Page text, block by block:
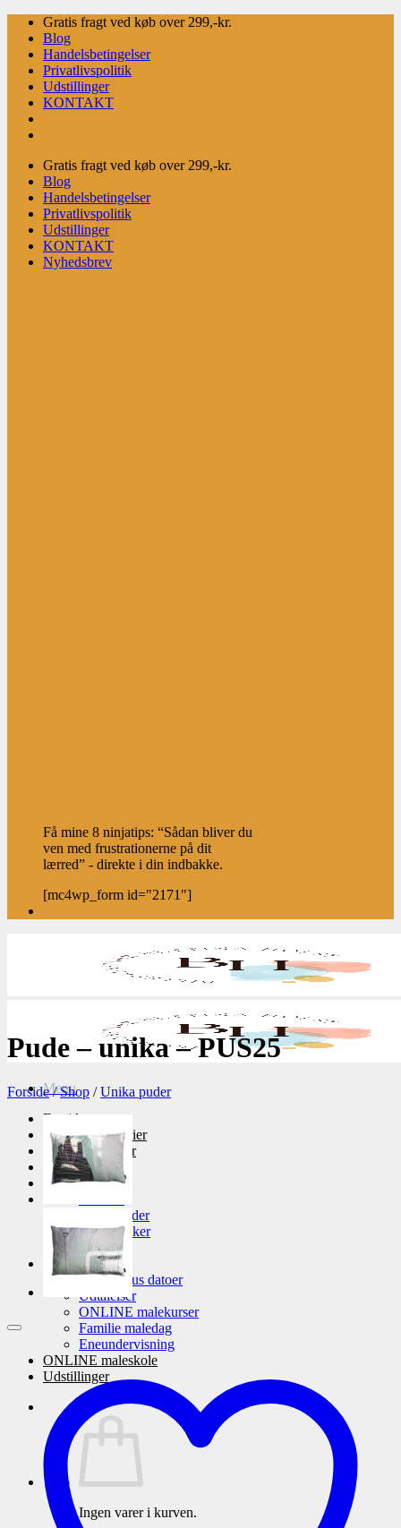
Fortsæt
indhold
Gratis fragt ved køb over 299,-kr.
Blog
Handelsbetingelser
Privatlivspolitik
Udstillinger
KONTAKT
Gratis fragt ved køb over 299,-kr.
Blog
Handelsbetingelser
Privatlivspolitik
Udstillinger
KONTAKT
Nyhedsbrev
Få mine 8 ninjatips: “Sådan bliver du
ven med frustrationerne på dit
lærred” - direkte i din indbakke.
[mc4wp_form id="2171"]
Menu
Forside
Abstrakte malerier
Tidligere værker
Små værker
Shop
Unika puder
Unika tasker
Gavekort
Malekurser
Malekursus datoer
Udtalelser
ONLINE malekurser
Familie maledag
Eneundervisning
ONLINE maleskole
Udstillinger
Ingen varer i kurven.
Pude – unika – PUS25
Forside / Shop / Unika puder